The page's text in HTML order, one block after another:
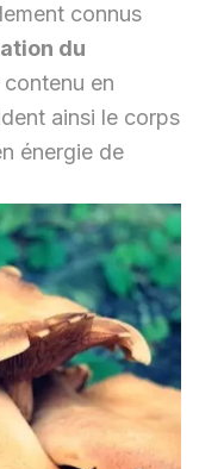
connus
du
en
ainsi le corps
énergie de